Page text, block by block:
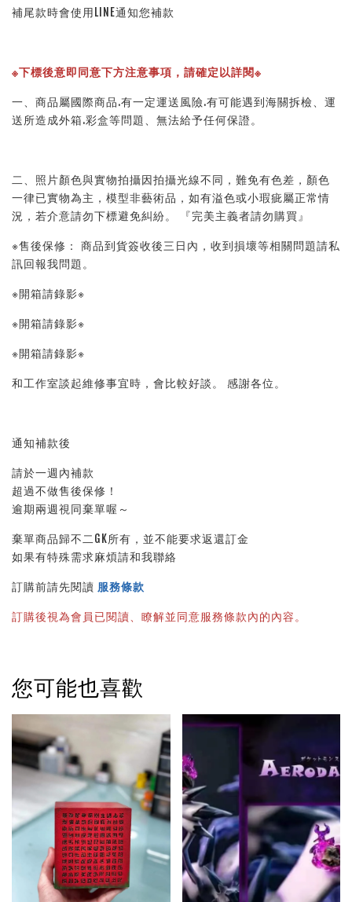
補尾款時會使用LINE通知您補款
※下標後意即同意下方注意事項，請確定以詳閱※
一、商品屬國際商品.有一定運送風險.有可能遇到海關拆檢、運
送所造成外箱.彩盒等問題、無法給予任何保證。
二、照片顏色與實物拍攝因拍攝光線不同，難免有色差，顏色
一律已實物為主，模型非藝術品，如有溢色或小瑕疵屬正常情
況，若介意請勿下標避免糾紛。 『完美主義者請勿購買』
※售後保修： 商品到貨簽收後三日內，收到損壞等相關問題請私
訊回報我問題。
※開箱請錄影※
※開箱請錄影※
※開箱請錄影※
和工作室談起維修事宜時，會比較好談。 感謝各位。
通知補款後
請於一週內補款
超過不做售後保修！
逾期兩週視同棄單喔～
棄單商品歸不二GK所有，並不能要求返還訂金
如果有特殊需求麻煩請和我聯絡
訂購前請先閱讀 服務條款
訂購後視為會員已閱讀、瞭解並同意服務條款內的內容。
您可能也喜歡